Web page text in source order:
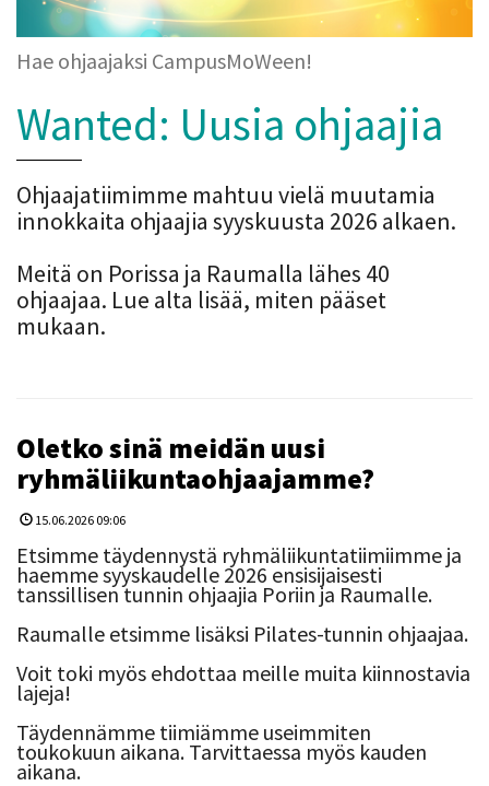
Hae ohjaajaksi CampusMoWeen!
Wanted: Uusia ohjaajia
Ohjaajatiimimme mahtuu vielä muutamia
innokkaita ohjaajia syyskuusta 2026 alkaen.
Meitä on Porissa ja Raumalla lähes 40
ohjaajaa. Lue alta lisää, miten pääset
mukaan.
Oletko sinä meidän uusi
ryhmäliikuntaohjaajamme?
15.06.2026 09:06
Etsimme täydennystä ryhmäliikuntatiimiimme ja
haemme syyskaudelle 2026 ensisijaisesti
tanssillisen tunnin ohjaajia Poriin ja Raumalle.
Raumalle etsimme lisäksi Pilates-tunnin ohjaajaa.
Voit toki myös ehdottaa meille muita kiinnostavia
lajeja!
Täydennämme tiimiämme useimmiten
toukokuun aikana. Tarvittaessa myös kauden
aikana.